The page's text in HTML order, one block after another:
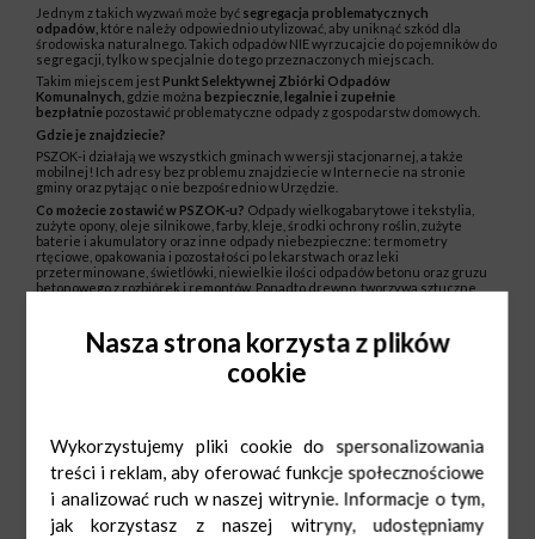
Jednym z takich wyzwań może być segregacja problematycznych
odpadów, które należy odpowiednio utylizować, aby uniknąć szkód dla
środowiska naturalnego. Takich odpadów NIE wyrzucajcie do pojemników do
segregacji, tylko w specjalnie do tego przeznaczonych miejscach.
Takim miejscem jest Punkt Selektywnej Zbiórki Odpadów
Komunalnych, gdzie można bezpiecznie, legalnie i zupełnie
bezpłatnie pozostawić problematyczne odpady z gospodarstw domowych.
Gdzie je znajdziecie?
PSZOK-i działają we wszystkich gminach w wersji stacjonarnej, a także
mobilnej! Ich adresy bez problemu znajdziecie w Internecie na stronie
gminy oraz pytając o nie bezpośrednio w Urzędzie.
Co możecie zostawić w PSZOK-u? Odpady wielkogabarytowe i tekstylia,
zużyte opony, oleje silnikowe, farby, kleje, środki ochrony roślin, zużyte
baterie i akumulatory oraz inne odpady niebezpieczne: termometry
rtęciowe, opakowania i pozostałości po lekarstwach oraz leki
przeterminowane, świetlówki, niewielkie ilości odpadów betonu oraz gruzu
betonowego z rozbiórek i remontów. Ponadto drewno, tworzywa sztuczne,
Pamiętajcie, aby segregować i wyrzucać odpady rozważnie i świadomie.
Korzystanie z PSZOK-ów jest wyrazem Waszej troski o planetę!
Jak prosto być EKO ?
Nasza strona korzysta z plików
cookie
Wykorzystujemy pliki cookie do spersonalizowania
treści i reklam, aby oferować funkcje społecznościowe
i analizować ruch w naszej witrynie. Informacje o tym,
jak korzystasz z naszej witryny, udostępniamy